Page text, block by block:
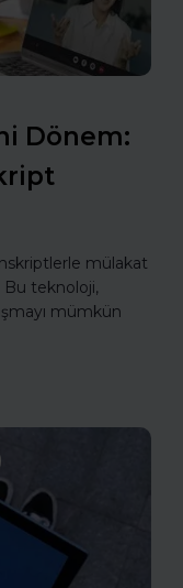
Dönem:
mülakat
teknoloji,
mümkün